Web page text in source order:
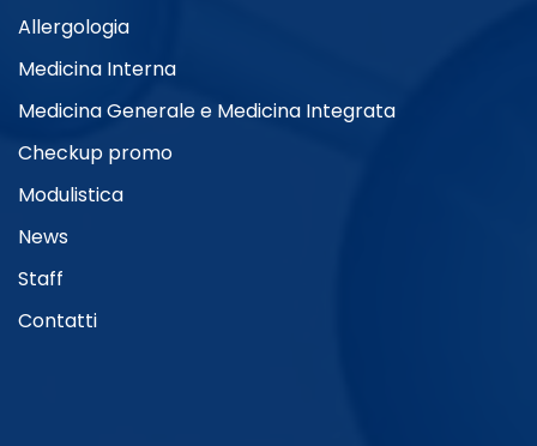
Allergologia
Medicina Interna
Medicina Generale e Medicina Integrata
Checkup promo
Modulistica
News
Staff
Contatti